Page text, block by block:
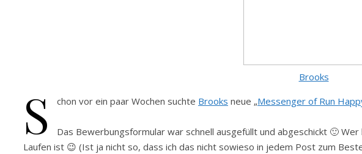
Brooks
S chon vor ein paar Wochen suchte Brooks neue „Messenger of Run
Das Bewerbungsformular war schnell ausgefüllt und abgeschickt 🙂
Laufen ist 😉 (Ist ja nicht so, dass ich das nicht sowieso in jedem Post zum